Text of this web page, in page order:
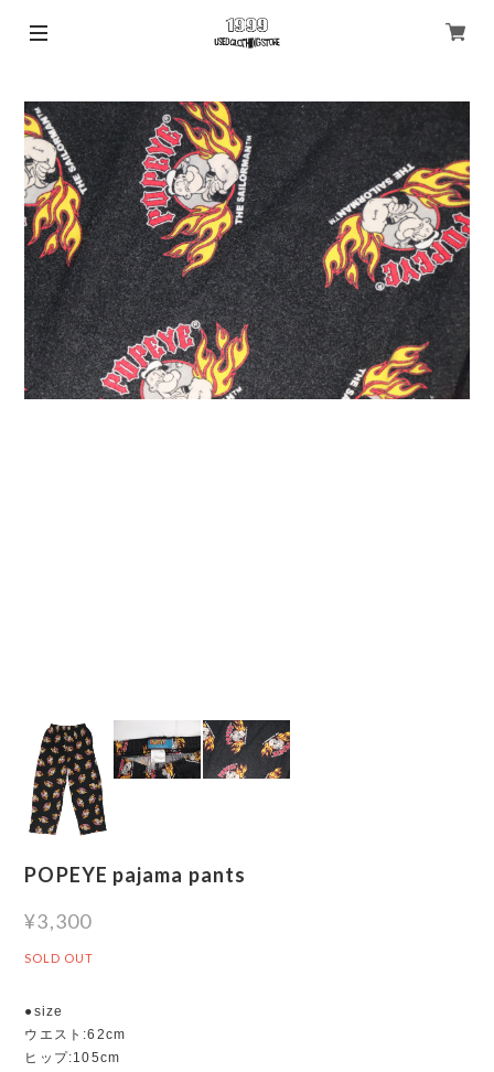
POPEYE pajama pants
¥3,300
SOLD OUT
●size
ウエスト:62cm
ヒップ:105cm